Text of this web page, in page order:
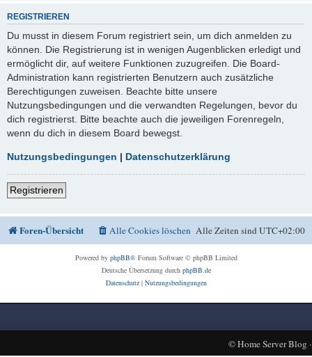
REGISTRIEREN
Du musst in diesem Forum registriert sein, um dich anmelden zu
können. Die Registrierung ist in wenigen Augenblicken erledigt und
ermöglicht dir, auf weitere Funktionen zuzugreifen. Die Board-
Administration kann registrierten Benutzern auch zusätzliche
Berechtigungen zuweisen. Beachte bitte unsere
Nutzungsbedingungen und die verwandten Regelungen, bevor du
dich registrierst. Bitte beachte auch die jeweiligen Forenregeln,
wenn du dich in diesem Board bewegst.
Nutzungsbedingungen | Datenschutzerklärung
Registrieren
Foren-Übersicht Alle Zeiten sindUTC+02:00
Alle Cookies löschen
Powered by phpBB® Forum Software © phpBB Limited
Deutsche Übersetzung durch phpBB.de
Datenschutz| Nutzungsbedingungen
©Home Server Blog